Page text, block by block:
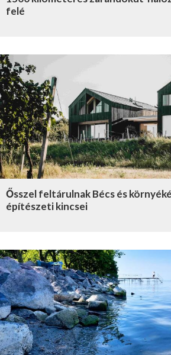
felé
Ősszel feltárulnak Bécs és
építészeti kincsei